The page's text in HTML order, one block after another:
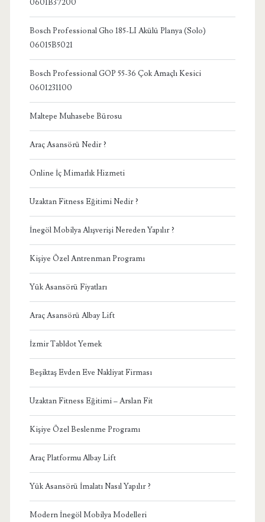
0601B37200
Bosch Professional Gho 185-LI Akülü Planya (Solo)
06015B5021
Bosch Professional GOP 55-36 Çok Amaçlı Kesici
0601231100
Maltepe Muhasebe Bürosu
Araç Asansörü Nedir ?
Online İç Mimarlık Hizmeti
Uzaktan Fitness Eğitimi Nedir ?
İnegöl Mobilya Alışverişi Nereden Yapılır ?
Kişiye Özel Antrenman Programı
Yük Asansörü Fiyatları
Araç Asansörü Albay Lift
İzmir Tabldot Yemek
Beşiktaş Evden Eve Nakliyat Firması
Uzaktan Fitness Eğitimi – Arslan Fit
Kişiye Özel Beslenme Programı
Araç Platformu Albay Lift
Yük Asansörü İmalatı Nasıl Yapılır ?
Modern İnegöl Mobilya Modelleri